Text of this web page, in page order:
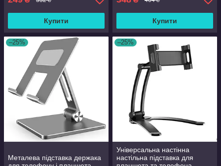
Купити Купити
–25%
Металева підставка держака
–25%
Універсальна настінна
настільна підставка для